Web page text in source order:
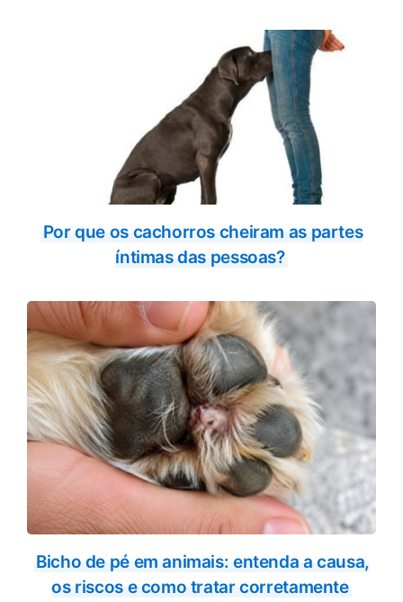
Por que os cachorros cheiram as partes
íntimas das pessoas?
Bicho de pé em animais: entenda a causa,
os riscos e como tratar corretamente